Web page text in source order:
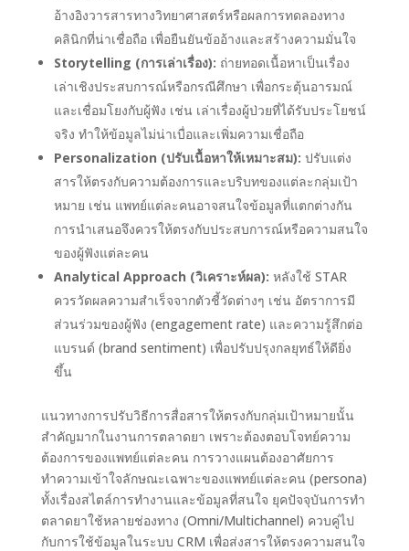
อ้างอิงวารสารทางวิทยาศาสตร์หรือผลการทดลองทาง
คลินิกที่น่าเชื่อถือ เพื่อยืนยันข้ออ้างและสร้างความมั่นใจ
Storytelling (การเล่าเรื่อง): ถ่ายทอดเนื้อหาเป็นเรื่อง
เล่าเชิงประสบการณ์หรือกรณีศึกษา เพื่อกระตุ้นอารมณ์
และเชื่อมโยงกับผู้ฟัง เช่น เล่าเรื่องผู้ป่วยที่ได้รับประโยชน์
จริง ทำให้ข้อมูลไม่น่าเบื่อและเพิ่มความเชื่อถือ
Personalization (ปรับเนื้อหาให้เหมาะสม): ปรับแต่ง
สารให้ตรงกับความต้องการและบริบทของแต่ละกลุ่มเป้า
หมาย เช่น แพทย์แต่ละคนอาจสนใจข้อมูลที่แตกต่างกัน
การนำเสนอจึงควรให้ตรงกับประสบการณ์หรือความสนใจ
ของผู้ฟังแต่ละคน
Analytical Approach (วิเคราะห์ผล): หลังใช้ STAR
ควรวัดผลความสำเร็จจากตัวชี้วัดต่างๆ เช่น อัตราการมี
ส่วนร่วมของผู้ฟัง (engagement rate) และความรู้สึกต่อ
แบรนด์ (brand sentiment) เพื่อปรับปรุงกลยุทธ์ให้ดียิ่ง
ขึ้น
แนวทางการปรับวิธีการสื่อสารให้ตรงกับกลุ่มเป้าหมายนั้น
สำคัญมากในงานการตลาดยา เพราะต้องตอบโจทย์ความ
ต้องการของแพทย์แต่ละคน การวางแผนต้องอาศัยการ
ทำความเข้าใจลักษณะเฉพาะของแพทย์แต่ละคน (persona)
ทั้งเรื่องสไตล์การทำงานและข้อมูลที่สนใจ ยุคปัจจุบันการทำ
ตลาดยาใช้หลายช่องทาง (Omni/Multichannel) ควบคู่ไป
กับการใช้ข้อมูลในระบบ CRM เพื่อส่งสารให้ตรงความสนใจ